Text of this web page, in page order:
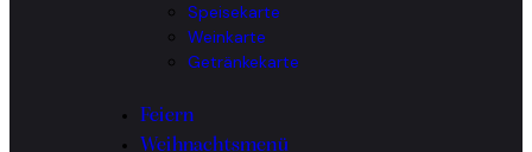
Speisekarte
Weinkarte
Getränkekarte
Feiern
Weihnachtsmenü